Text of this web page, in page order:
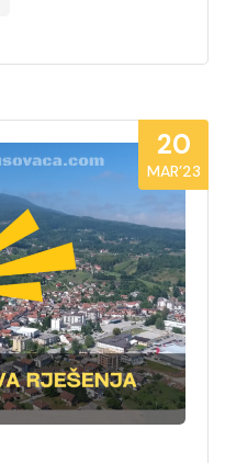
20
MAR’23